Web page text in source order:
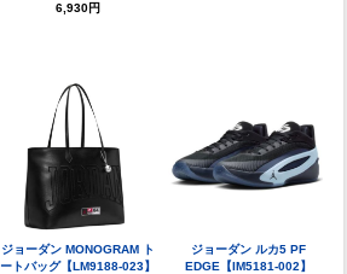
6,930円
ジョーダン MONOGRAM ト
ートバッグ【LM9188-023】
ジョーダン ルカ5 PF
EDGE【IM5181-002】